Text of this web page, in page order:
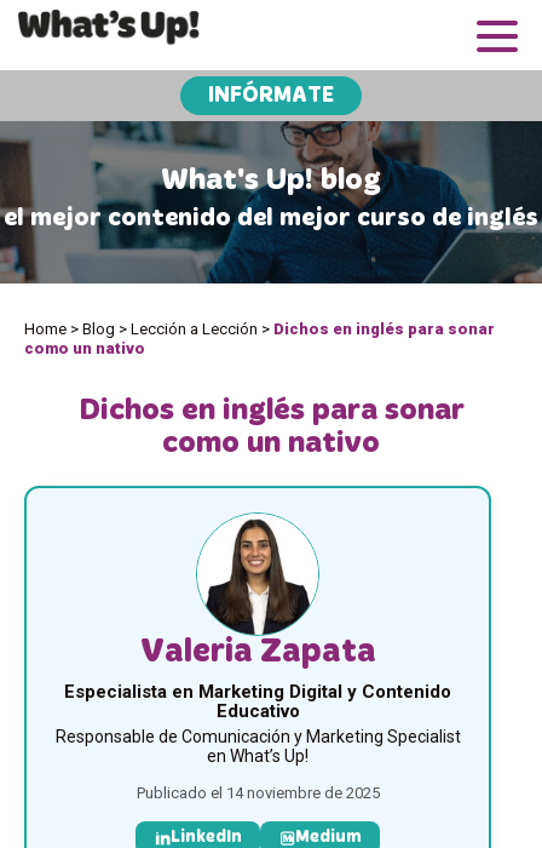
INFÓRMATE
What's Up! blog
el mejor contenido del mejor curso de inglés
Home > Blog > Lección a Lección > Dichos en inglés para sonar
como un nativo
Dichos en inglés para sonar
como un nativo
Valeria Zapata
Especialista en Marketing Digital y Contenido
Educativo
Responsable de Comunicación y Marketing Specialist
en What’s Up!
Publicado el 14 noviembre de 2025
LinkedIn Medium